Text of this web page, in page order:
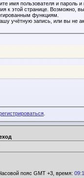
имя пользователя и пароль и
к этой странице. Возможно,
функциям.
учётную запись, или вы не
пояс GMT +3, время: